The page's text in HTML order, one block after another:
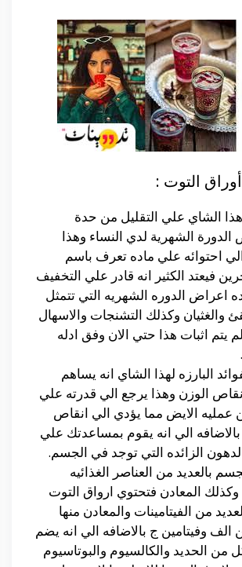
التوت :
الشاي علي التقليل من حدة
الشهرية لدي النساء وهذا
احتوائه علي ماده تعرف باسم
فيعتد الكثير انه قادر علي التخفيف
اعراض الدوره الشهريه التي تتمثل
والغثيان وكذلك التشنجات والاسهال
يتم اثبات هذا حتي الان وفق ادله
البارزه لهذا الشاي انه يساهم
الوزن وهذا يرجع الي قدرته علي
عمليه الايض مما يؤدي الي انقاص
الي انه يقوم بمساعدتك علي
الزائده التي توجد في الجسم.
بالعديد من العناصر الغذائيه
وكذلك المعادن فتحتوي ارواق التوت
من الفيتامينات والمعادن منها
الف وفيتامين ج بالاضافه الي انه يضم
من الحديد والكالسيوم والبوتاسيوم